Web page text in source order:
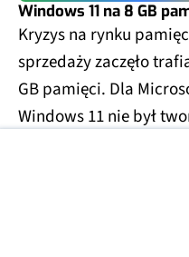
Windows 11 na 8 GB
Kryzys na rynku
sprzedaży zaczęło
GB pamięci. Dla
Windows 11 nie był